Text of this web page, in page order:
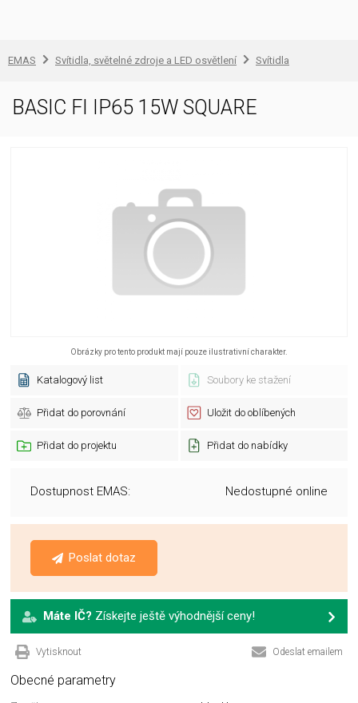
EMAS Svítidla, světelné zdroje a LED osvětlení Svítidla
BASIC FI IP65 15W SQUARE
Obrázky pro tento produkt mají pouze ilustrativní charakter.
Katalogový list Soubory ke stažení
Přidat do porovnání Uložit do oblíbených
Přidat do projektu Přidat do nabídky
Dostupnost EMAS: Nedostupné online
Poslat dotaz
Máte IČ? Získejte ještě výhodnější ceny!
Vytisknout Odeslat emailem
Obecné parametry